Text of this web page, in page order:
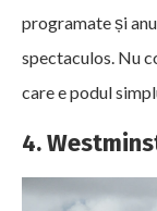
programate și
spectaculos. Nu
care e podul
4.